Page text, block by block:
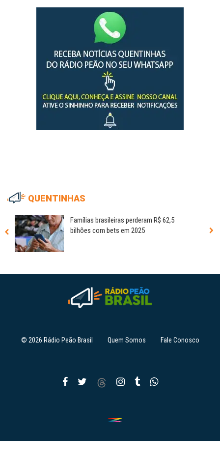
QUENTINHAS
Famílias brasileiras perderam R$ 62,5
bilhões com bets em 2025
© 2026 Rádio Peão Brasil Quem Somos Fale Conosco